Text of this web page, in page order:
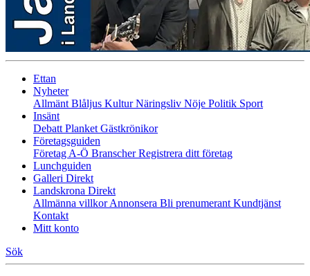
Ettan
Nyheter
Allmänt Blåljus KulturNäringsliv Nöje Politik Sport
Insänt
Debatt Planket Gästkrönikor
Företagsguiden
Företag A-Ö BranscherRegistrera ditt företag
Lunchguiden
Galleri Direkt
Landskrona Direkt
Allmänna villkorAnnonsera Bli prenumerant Kundtjänst
Kontakt
Mitt konto
Sök